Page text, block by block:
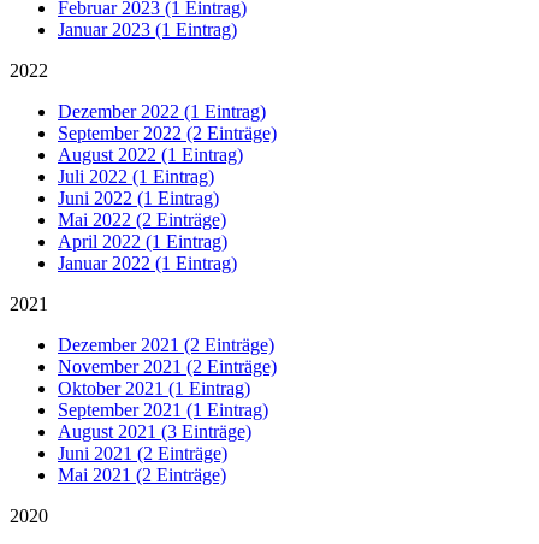
Februar 2023 (1 Eintrag)
Januar 2023 (1 Eintrag)
2022
Dezember 2022 (1 Eintrag)
September 2022 (2 Einträge)
August 2022 (1 Eintrag)
Juli 2022 (1 Eintrag)
Juni 2022 (1 Eintrag)
Mai 2022 (2 Einträge)
April 2022 (1 Eintrag)
Januar 2022 (1 Eintrag)
2021
Dezember 2021 (2 Einträge)
November 2021 (2 Einträge)
Oktober 2021 (1 Eintrag)
September 2021 (1 Eintrag)
August 2021 (3 Einträge)
Juni 2021 (2 Einträge)
Mai 2021 (2 Einträge)
2020